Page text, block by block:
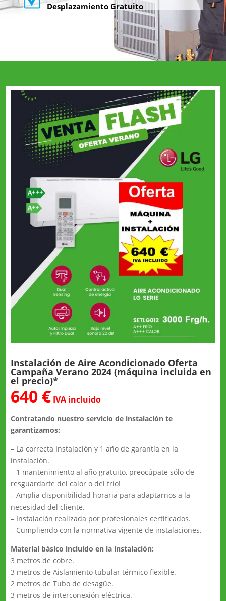
Desplazamiento Gratuito
Instalación de Aire Acondicionado Oferta
Campaña Verano 2024 (máquina incluida en
el precio)*
640 € IVA incluido
Contratando nuestro servicio de instalación te
garantizamos:
– La correcta Instalación y 1 año de garantía en la
instalación.
– 1 mantenimiento al año gratuito, preocúpate sólo de
resguardarte del calor o del frío!
– Amplia disponibilidad horaria para adaptarnos a la
necesidad del cliente.
– Instalación realizada por profesionales certificados.
– Cumpliendo con la normativa vigente de instalaciones.
Material básico incluido en la instalación:
3 metros de cobre.
3 metros de Aislamiento tubular térmico flexible.
2 metros de Tubo de desagüe.
3 metros de interconexión eléctrica.